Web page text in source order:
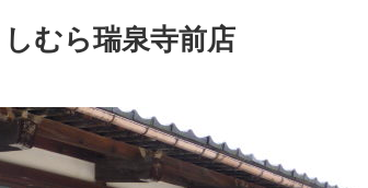
むら瑞泉寺前店